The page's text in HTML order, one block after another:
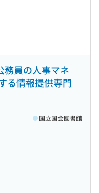
務員の人事マネ
る情報提供専門
国立国会図書館